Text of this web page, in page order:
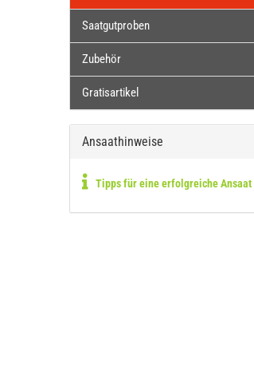
Saatgutproben
Zubehör
Gratisartikel
Ansaathinweise
Tipps für eine erfolgreiche Ansaat